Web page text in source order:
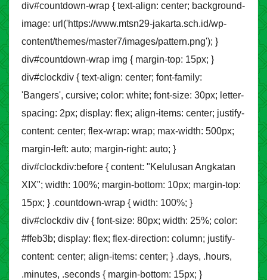
div#countdown-wrap { text-align: center; background-
image: url('https://www.mtsn29-jakarta.sch.id/wp-
content/themes/master7/images/pattern.png'); }
div#countdown-wrap img { margin-top: 15px; }
div#clockdiv { text-align: center; font-family:
'Bangers', cursive; color: white; font-size: 30px; letter-
spacing: 2px; display: flex; align-items: center; justify-
content: center; flex-wrap: wrap; max-width: 500px;
margin-left: auto; margin-right: auto; }
div#clockdiv:before { content: "Kelulusan Angkatan
XIX"; width: 100%; margin-bottom: 10px; margin-top:
15px; } .countdown-wrap { width: 100%; }
div#clockdiv div { font-size: 80px; width: 25%; color:
#ffeb3b; display: flex; flex-direction: column; justify-
content: center; align-items: center; } .days, .hours,
.minutes, .seconds { margin-bottom: 15px; }